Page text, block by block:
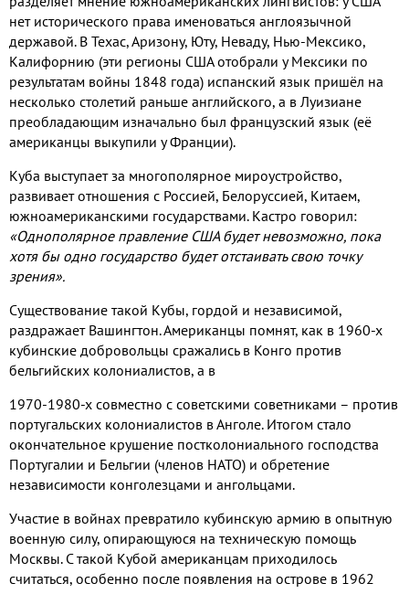
нет исторического права именоваться англоязычной
державой. В Техас,Аризону, Юту, Неваду, Нью-Мексико,
Калифорнию (эти регионы США отобрали у Мексики по
результатам войны 1848 года) испанский язык пришёл на
несколько столетий раньше английского, а в Луизиане
преобладающим изначально был французский язык (её
американцы выкупили у Франции).
Куба выступает за многополярное мироустройство,
развивает отношения с Россией, Белоруссией, Китаем,
южноамериканскими государствами. Кастро говорил:
«Однополярное правление США будет невозможно, пока
хотя бы одно государство будет отстаивать свою точку
зрения».
Существование такой Кубы, гордой и независимой,
раздражает Вашингтон.Американцы помнят, как в 1960-х
кубинские добровольцы сражались в Конго против
бельгийских колониалистов, а в
1970-1980-х совместно с советскими советниками – против
португальских колониалистов в Анголе. Итогом стало
окончательное крушение постколониального господства
Португалии и Бельгии (членов НАТО) и обретение
независимости конголезцами и ангольцами.
Участие в войнах превратило кубинскую армию в опытную
военную силу, опирающуюся на техническую помощь
Москвы. С такой Кубой американцам приходилось
считаться, особенно после появления на острове в 1962